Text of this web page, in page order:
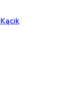
Kącik